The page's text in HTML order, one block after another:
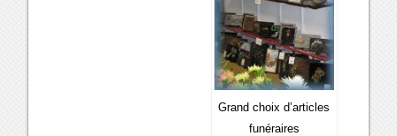
Grand choix d’articles
funéraires